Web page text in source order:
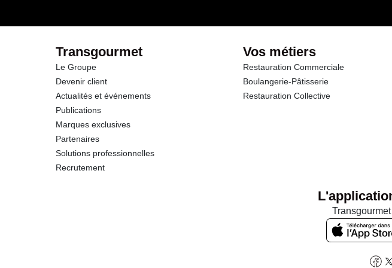
Transgourmet
Le Groupe
Devenir client
Actualités et événements
Publications
Marques exclusives
Partenaires
Solutions professionnelles
Recrutement
Vos métiers
Restauration Commerciale
Boulangerie-Pâtisserie
Restauration Collective